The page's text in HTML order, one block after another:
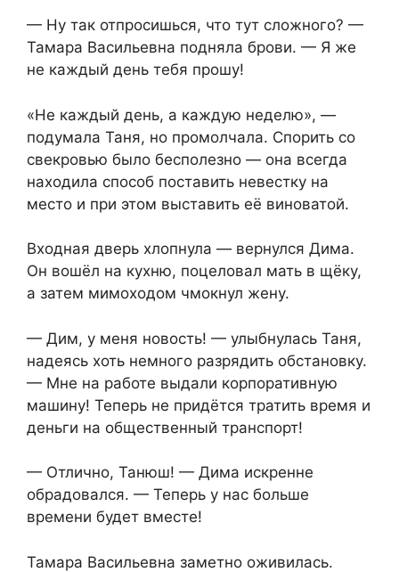
— Ну так отпросишься, что тут сложного? —
Тамара Васильевна подняла брови. — Я же
не каждый день тебя прошу!
«Не каждый день, а каждую неделю», —
подумала Таня, но промолчала. Спорить со
свекровью было бесполезно — она всегда
находила способ поставить невестку на
место и при этом выставить её виноватой.
Входная дверь хлопнула — вернулся Дима.
Он вошёл на кухню, поцеловал мать в щёку,
а затем мимоходом чмокнул жену.
— Дим, у меня новость! — улыбнулась Таня,
надеясь хоть немного разрядить обстановку.
— Мне на работе выдали корпоративную
машину! Теперь не придётся тратить время и
деньги на общественный транспорт!
— Отлично, Танюш! — Дима искренне
обрадовался. — Теперь у нас больше
времени будет вместе!
Тамара Васильевна заметно оживилась.